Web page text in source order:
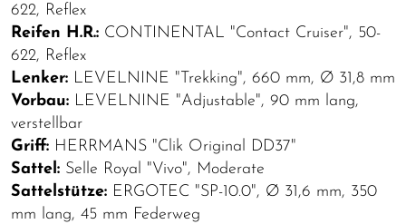
622, Reflex
Reifen H.R.: CONTINENTAL "Contact Cruiser", 50-
622, Reflex
Lenker: LEVELNINE "Trekking", 660 mm, Ø 31,8 mm
Vorbau: LEVELNINE "Adjustable", 90 mm lang,
verstellbar
Griff: HERRMANS "Clik Original DD37"
Sattel: Selle Royal "Vivo", Moderate
Sattelstütze: ERGOTEC "SP-10.0", Ø 31,6 mm, 350
mm lang, 45 mm Federweg